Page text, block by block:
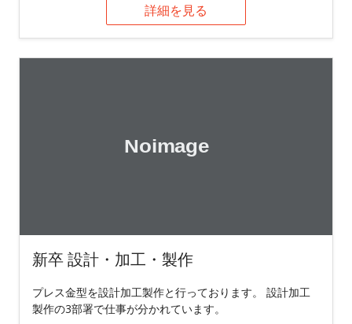
詳細を見る
新卒 設計・加工・製作
プレス金型を設計加工製作と行っております。 設計加工
製作の3部署で仕事が分かれています。